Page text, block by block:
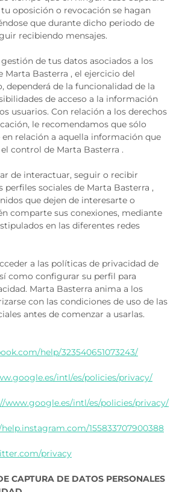
oposición o revocación se hagan
que durante dicho periodo de
recibiendo mensajes.
de tus datos asociados a los
Marta Basterra , el ejercicio del
dependerá de la funcionalidad de la
de acceso a la información
usuarios. Con relación a los derechos
le recomendamos que sólo
en relación a aquella información que
control de Marta Basterra .
de interactuar, seguir o recibir
sociales de Marta Basterra ,
que dejen de interesarte o
comparte sus conexiones, mediante
en las diferentes redes
a las políticas de privacidad de
como configurar su perfil para
Marta Basterra anima a los
con las condiciones de uso de las
antes de comenzar a usarlas.
help/323540651073243/
intl/es/policies/privacy/
www.google.es/intl/es/policies/privacy/
155833707900388
privacy
CAPTURA DE DATOS PERSONALES